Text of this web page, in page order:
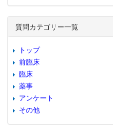
質問カテゴリー一覧
トップ
前臨床
臨床
薬事
アンケート
その他